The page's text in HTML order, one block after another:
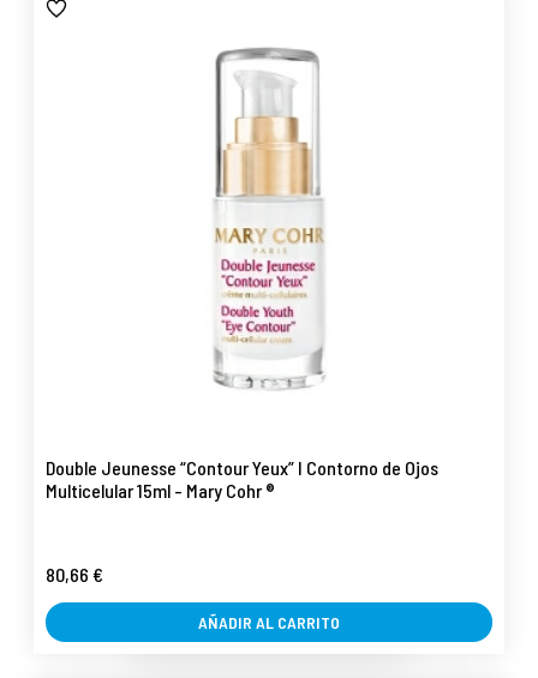
Double Jeunesse “Contour Yeux” I Contorno de Ojos
Multicelular 15ml - Mary Cohr ®
80,66 €
AÑADIR AL CARRITO